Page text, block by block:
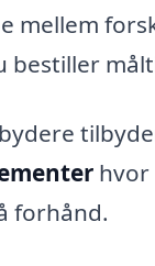
mellem
bestiller
hvor
forhånd.